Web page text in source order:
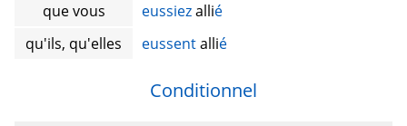
que vous
eussiezallié
qu'ils, qu'elles
eussentallié
Conditionnel